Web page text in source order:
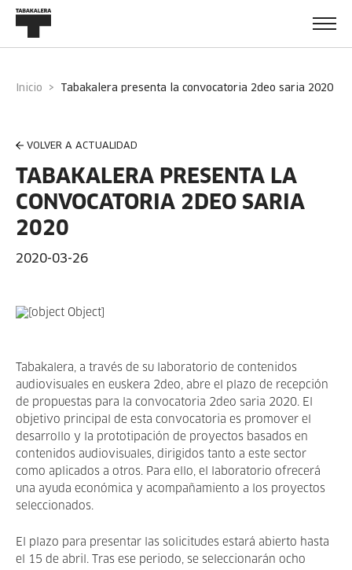
Inicio tabakalera presenta la convocatoria 2deo saria 2020
VOLVER A ACTUALIDAD
TABAKALERA PRESENTA LA
CONVOCATORIA 2DEO SARIA
2020
2020-03-26
Tabakalera, a través de su laboratorio de contenidos
audiovisuales en euskera 2deo, abre el plazo de recepción
de propuestas para la convocatoria 2deo saria 2020. El
objetivo principal de esta convocatoria es promover el
desarrollo y la prototipación de proyectos basados en
contenidos audiovisuales, dirigidos tanto a este sector
como aplicados a otros. Para ello, el laboratorio ofrecerá
una ayuda económica y acompañamiento a los proyectos
seleccionados.
El plazo para presentar las solicitudes estará abierto hasta
el 15 de abril. Tras ese periodo, se seleccionarán ocho